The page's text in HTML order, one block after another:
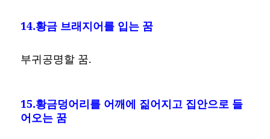
14.황금 브래지어를 입는 꿈
부귀공명할 꿈.
15.황금덩어리를 어깨에 짊어지고 집안으로 들
어오는 꿈